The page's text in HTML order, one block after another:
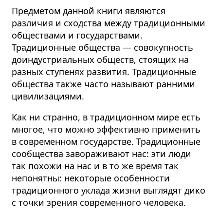
Предметом данной книги являются
различия и сходства между традиционными
обществами и государствами.
Традиционные общества — совокупность
доиндустриальных обществ, стоящих на
разных ступенях развития. Традиционные
общества также часто называют ранними
цивилизациями.
Как ни странно, в традиционном мире есть
многое, что можно эффективно применить
в современном государстве. Традиционные
сообщества завораживают нас: эти люди
так похожи на нас и в то же время так
непонятны: некоторые особенности
традиционного уклада жизни выглядят дико
с точки зрения современного человека.